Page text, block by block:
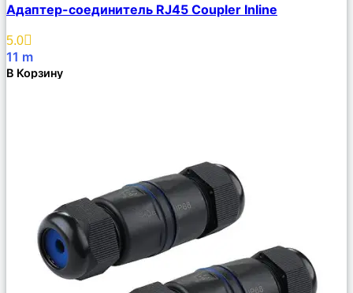
Описание
Избранное
Адаптер-соединитель RJ45 Coupler Inline
5.0
11 m
В Корзину